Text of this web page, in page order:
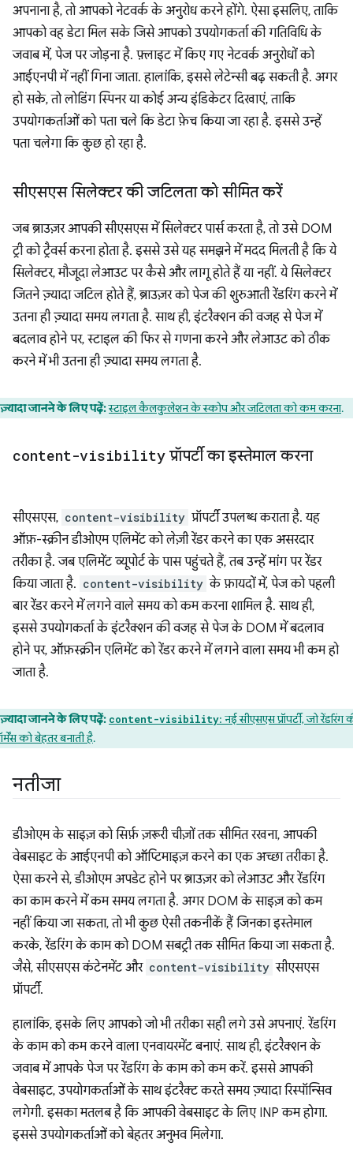
अपनाना है, तो आपको नेटवर्क के अनुरोध करने होंगे. ऐसा इसलिए, ताकि
आपको वह डेटा मिल सके जिसे आपको उपयोगकर्ता की गतिविधि के
जवाब में, पेज पर जोड़ना है. फ़्लाइट में किए गए नेटवर्क अनुरोधों को
आईएनपी में नहीं गिना जाता. हालांकि, इससे लेटेन्सी बढ़ सकती है. अगर
हो सके, तो लोडिंग स्पिनर या कोई अन्य इंडिकेटर दिखाएं, ताकि
उपयोगकर्ताओं को पता चले कि डेटा फ़ेच किया जा रहा है. इससे उन्हें
पता चलेगा कि कुछ हो रहा है.
सीएसएस सिलेक्टर की जटिलता को सीमित करें
जब ब्राउज़र आपकी सीएसएस में सिलेक्टर पार्स करता है, तो उसे DOM
ट्री को ट्रैवर्स करना होता है. इससे उसे यह समझने में मदद मिलती है कि ये
सिलेक्टर, मौजूदा लेआउट पर कैसे और लागू होते हैं या नहीं. ये सिलेक्टर
जितने ज़्यादा जटिल होते हैं, ब्राउज़र को पेज की शुरुआती रेंडरिंग करने में
उतना ही ज़्यादा समय लगता है. साथ ही, इंटरैक्शन की वजह से पेज में
बदलाव होने पर, स्टाइल की फिर से गणना करने और लेआउट को ठीक
करने में भी उतना ही ज़्यादा समय लगता है.
ज़्यादा जानने के लिए पढ़ें:स्टाइल कैलकुलेशन के स्कोप और जटिलता को कम करना.
content-visibility प्रॉपर्टी का इस्तेमाल करना
सीएसएस, content-visibility प्रॉपर्टी उपलब्ध कराता है. यह
ऑफ़-स्क्रीन डीओएम एलिमेंट को लेज़ी रेंडर करने का एक असरदार
तरीका है. जब एलिमेंट व्यूपोर्ट के पास पहुंचते हैं, तब उन्हें मांग पर रेंडर
किया जाता है. content-visibility के फ़ायदों में, पेज को पहली
बार रेंडर करने में लगने वाले समय को कम करना शामिल है. साथ ही,
इससे उपयोगकर्ता के इंटरैक्शन की वजह से पेज के DOM में बदलाव
होने पर, ऑफ़स्क्रीन एलिमेंट को रेंडर करने में लगने वाला समय भी कम हो
जाता है.
ज़्यादा जानने के लिए पढ़ें: content-visibility: नई सीएसएस प्रॉपर्टी, जो रेंडरिंग
को बेहतर बनाती है.
नतीजा
डीओएम के साइज़ को सिर्फ़ ज़रूरी चीज़ों तक सीमित रखना, आपकी
वेबसाइट के आईएनपी को ऑप्टिमाइज़ करने का एक अच्छा तरीका है.
ऐसा करने से, डीओएम अपडेट होने पर ब्राउज़र को लेआउट और रेंडरिंग
का काम करने में कम समय लगता है. अगर DOM के साइज़ को कम
नहीं किया जा सकता, तो भी कुछ ऐसी तकनीकें हैं जिनका इस्तेमाल
करके, रेंडरिंग के काम को DOM सबट्री तक सीमित किया जा सकता है.
जैसे, सीएसएस कंटेनमेंट और content-visibility सीएसएस
प्रॉपर्टी.
हालांकि, इसके लिए आपको जो भी तरीका सही लगे उसे अपनाएं. रेंडरिंग
के काम को कम करने वाला एनवायरमेंट बनाएं. साथ ही, इंटरैक्शन के
जवाब में आपके पेज पर रेंडरिंग के काम को कम करें. इससे आपकी
वेबसाइट, उपयोगकर्ताओं के साथ इंटरैक्ट करते समय ज़्यादा रिस्पॉन्सिव
लगेगी. इसका मतलब है कि आपकी वेबसाइट के लिए INP कम होगा.
इससे उपयोगकर्ताओं को बेहतर अनुभव मिलेगा.